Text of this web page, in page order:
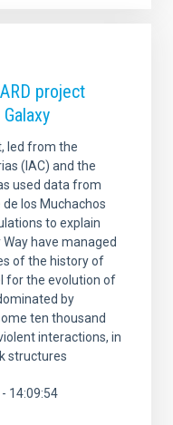
project
led from the
(IAC) and the
used data from
los Muchachos
to explain
have managed
of the history of
for the evolution of
by
ten thousand
interactions, in
structures
14:09:54